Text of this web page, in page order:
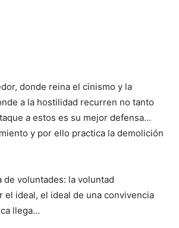
donde reina el cinismo y la
a la hostilidad recurren no tanto
a estos es su mejor defensa…
y por ello practica la demolición
voluntades: la voluntad
ideal, el ideal de una convivencia
llega…